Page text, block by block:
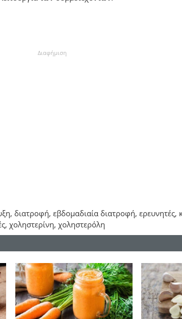
Διαφήμιση
διατροφή, εβδομαδιαία διατροφή, ερευνητές,
χοληστερίνη, χοληστερόλη